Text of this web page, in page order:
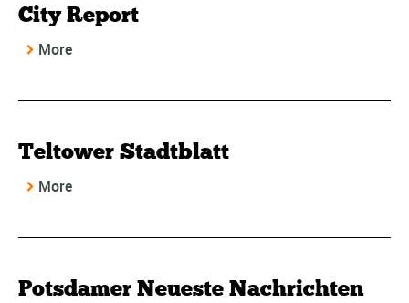
City Report
More
Teltower Stadtblatt
More
Potsdamer Neueste Nachrichten